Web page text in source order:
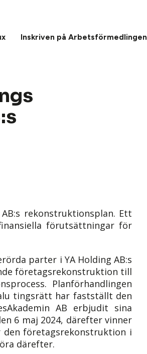
Inskriven på Arbetsförmedlingen
rekonstruktionsplan. Ett
förutsättningar för
parter i YA Holding AB:s
företagsrekonstruktion till
Planförhandlingen
tingsrätt har fastställt den
AB erbjudit sina
6 maj 2024, därefter vinner
företagsrekonstruktion i
därefter.